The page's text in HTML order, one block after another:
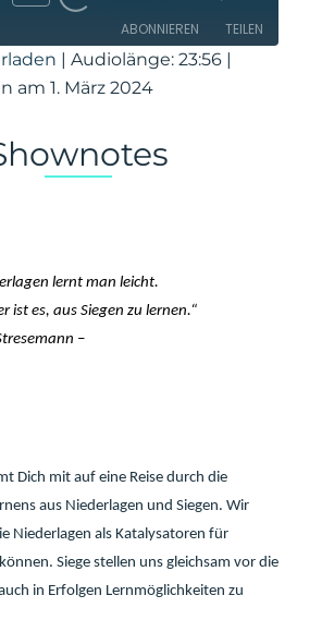
ABONNIEREN TEILEN
Apple Podcasts
Stitcher
| Audiolänge: 23:56 |
am 1. März 2024
lernt man leicht.
ist es, aus Siegen zu lernen.“
–
Dich mit auf eine Reise durch die
aus Niederlagen und Siegen. Wir
Niederlagen als Katalysatoren für
Siege stellen uns gleichsam vor die
in Erfolgen Lernmöglichkeiten zu